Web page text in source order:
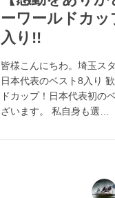
ーワールドカ
入り!!
皆様こんにちわ。埼玉ス
日本代表のベスト8入り
ドカップ！日本代表初の
ざいます。 私自身も選…